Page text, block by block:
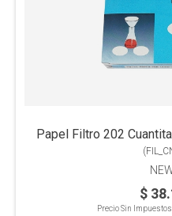
Papel Filtro 202
(
$
Precio Sin